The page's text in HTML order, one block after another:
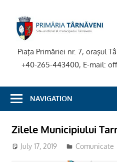
content
Piaţa Primăriei nr. 7, oraşul
+40-265-443400, E-mail:
NAVIGATION
Zilele Municipiului
July 17, 2019 adm-mmm
Comunicate